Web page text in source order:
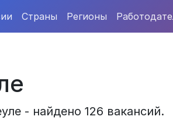
Страны Регионы
- найдено 126 вакансий.